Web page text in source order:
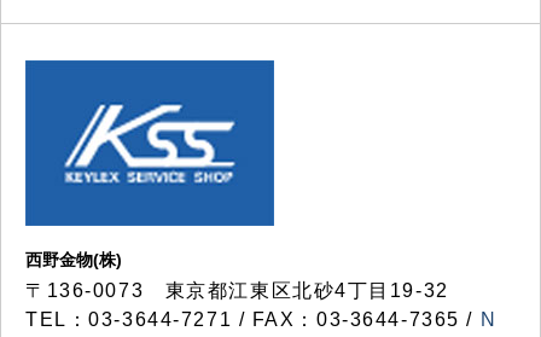
西野金物(株)
〒136-0073 東京都江東区北砂4丁目19-32
TEL：03‐3644‐7271 / FAX：03-3644-7365 / N